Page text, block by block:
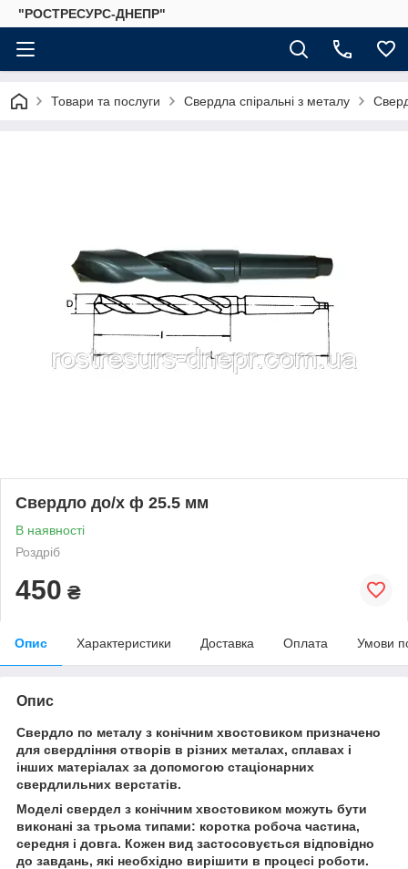
"РОСТРЕСУРС-ДНЕПР"
Товари та послуги Свердла спіральні з металу
Свердло до/х ф 25.5 мм
В наявності
Роздріб
450 ₴
Опис Характеристики Доставка Оплата Умови
Опис
Свердло по металу з конічним хвостовиком призначено
для свердління отворів в різних металах, сплавах і
інших матеріалах за допомогою стаціонарних
свердлильних верстатів.
Моделі свердел з конічним хвостовиком можуть бути
виконані за трьома типами: коротка робоча частина,
середня і довга. Кожен вид застосовується відповідно
до завдань, які необхідно вирішити в процесі роботи.